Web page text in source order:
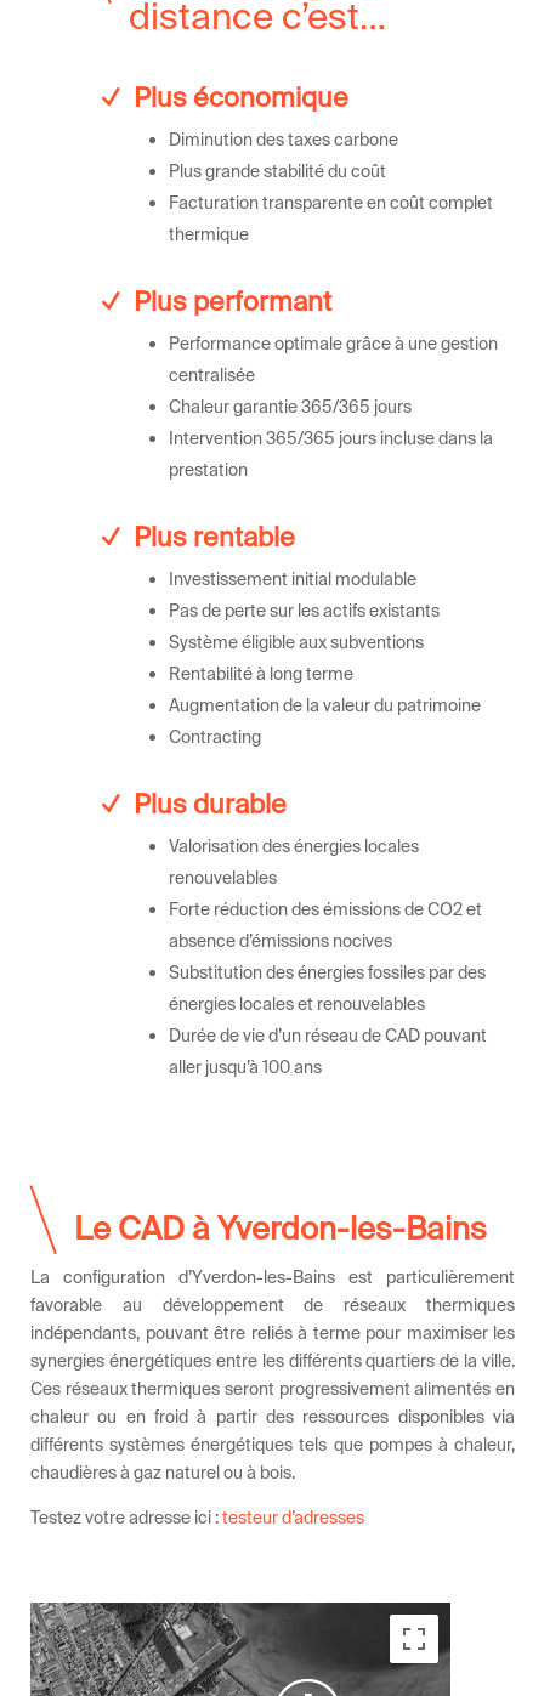
distance c’est…
Plus économique
Diminution des taxes carbone
Plus grande stabilité du coût
Facturation transparente en coût complet
thermique
Plus performant
Performance optimale grâce à une gestion
centralisée
Chaleur garantie 365/365 jours
Intervention 365/365 jours incluse dans la
prestation
Plus rentable
Investissement initial modulable
Pas de perte sur les actifs existants
Système éligible aux subventions
Rentabilité à long terme
Augmentation de la valeur du patrimoine
Contracting
Plus durable
Valorisation des énergies locales
renouvelables
Forte réduction des émissions de CO2et
absence d’émissions nocives
Substitution des énergies fossiles par des
énergies locales et renouvelables
Durée de vie d’un réseau de CAD pouvant
aller jusqu’à 100 ans
Le CAD à Yverdon-les-Bains
La configuration d’Yverdon-les-Bains est particulièrement
favorable au développement de réseaux thermiques
indépendants, pouvant être reliés à terme pour maximiser les
synergies énergétiques entre les différents quartiers de la ville.
Ces réseaux thermiques seront progressivement alimentés en
chaleur ou en froid à partir des ressources disponibles via
différents systèmes énergétiques tels que pompes à chaleur,
chaudières à gaz naturel ou à bois.
Testez votre adresse ici :testeur d’adresses